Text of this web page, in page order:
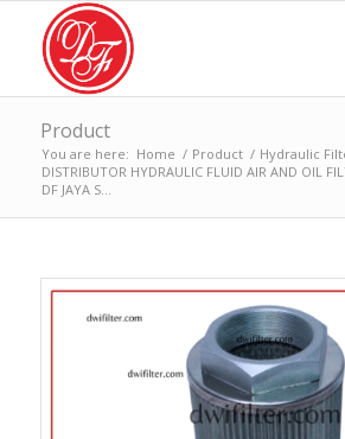
Product
You are here: Home / Product / Hydraulic
DISTRIBUTOR HYDRAULIC FLUID AIR AND OIL
DF JAYA S...